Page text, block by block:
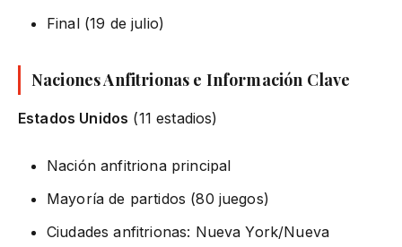
Final (19 de julio)
Naciones Anfitrionas e Información Clave
Estados Unidos (11 estadios)
Nación anfitriona principal
Mayoría de partidos (80 juegos)
Ciudades anfitrionas: Nueva York/Nueva